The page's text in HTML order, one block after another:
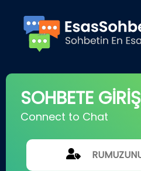
SOHBETE GİRİŞ
Connect to Chat